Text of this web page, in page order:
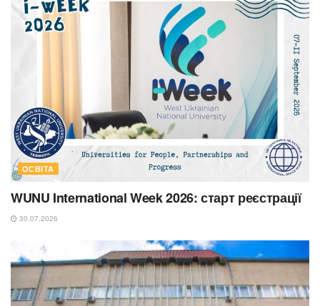
ОСВІТА
WUNU International Week 2026: старт реєстрації
30.07.2026